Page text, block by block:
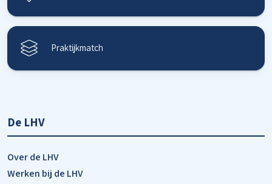
Praktijkmatch
De LHV
Over de LHV
Werken bij de LHV